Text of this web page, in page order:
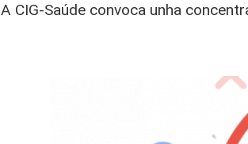
A CIG-Saúde convoca unha